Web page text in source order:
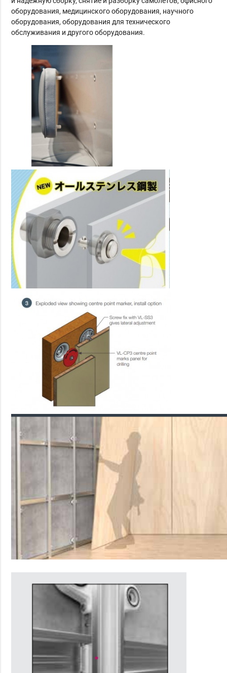
оборудования, медицинского оборудования, научного
оборудования, оборудования для технического
обслуживания и другого оборудования.